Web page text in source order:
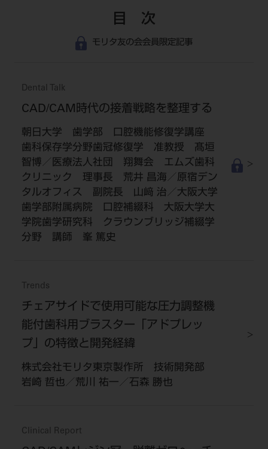
目 次
モリタ友の会会員限定記事
Dental Talk
CAD/CAM時代の接着戦略を整理する
朝日大学 歯学部 口腔機能修復学講座
歯科保存学分野歯冠修復学 准教授 髙垣
智博／医療法人社団 翔舞会 エムズ歯科
クリニック 理事長 荒井 昌海／原宿デン
タルオフィス 副院長 山﨑 治／大阪大学
歯学部附属病院 口腔補綴科 大阪大学大
学院歯学研究科 クラウンブリッジ補綴学
分野 講師 峯 篤史
Trends
チェアサイドで使用可能な圧力調整機
能付歯科用ブラスター「アドプレッ
プ」の特徴と開発経緯
株式会社モリタ東京製作所 技術開発部
岩崎 哲也／荒川 祐一／石森 勝也
Clinical Report